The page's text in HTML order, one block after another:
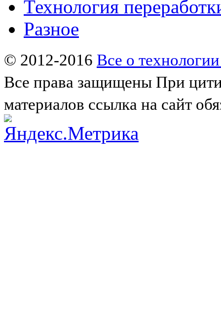
Технология
Разное
© 2012-2016 Все о
Все права защищены При
материалов ссылка на сайт